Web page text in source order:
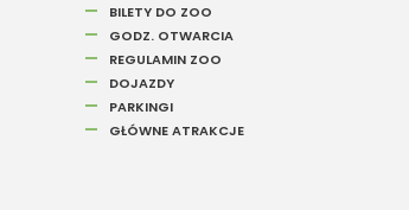
BILETY DO ZOO
GODZ. OTWARCIA
REGULAMIN ZOO
DOJAZDY
PARKINGI
GŁÓWNE ATRAKCJE